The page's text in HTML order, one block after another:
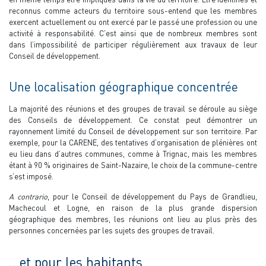
reconnus comme acteurs du territoire sous-entend que les membres
exercent actuellement ou ont exercé par le passé une profession ou une
activité à responsabilité. C’est ainsi que de nombreux membres sont
dans l’impossibilité de participer régulièrement aux travaux de leur
Conseil de développement.
Une localisation géographique concentrée
La majorité des réunions et des groupes de travail se déroule au siège
des Conseils de développement. Ce constat peut démontrer un
rayonnement limité du Conseil de développement sur son territoire. Par
exemple, pour la CARENE, des tentatives d’organisation de plénières ont
eu lieu dans d’autres communes, comme à Trignac, mais les membres
étant à 90 % originaires de Saint-Nazaire, le choix de la commune-centre
s’est imposé.
A contrario, pour le Conseil de développement du Pays de Grandlieu,
Machecoul et Logne, en raison de la plus grande dispersion
géographique des membres, les réunions ont lieu au plus près des
personnes concernées par les sujets des groupes de travail.
…et pour les habitants